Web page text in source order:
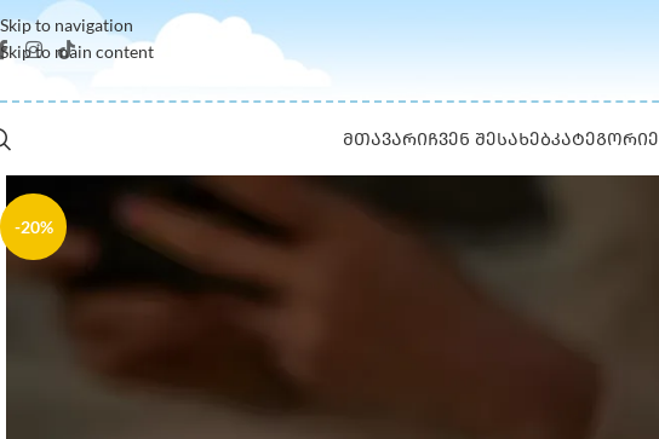
Skip to navigation
Skip to main content
ᲛᲗᲐᲕᲐᲠᲘᲩᲕᲔᲜ ᲨᲔᲡᲐᲮᲔᲑ
-20%